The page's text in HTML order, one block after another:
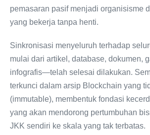
pemasaran pasif menjadi organisisme
yang bekerja tanpa henti.
Sinkronisasi menyeluruh terhadap
mulai dari artikel, database, dokumen,
infografis—telah selesai dilakukan.
terkunci dalam arsip Blockchain yang
(immutable), membentuk fondasi
yang akan mendorong pertumbuhan
JKK sendiri ke skala yang tak terbatas.